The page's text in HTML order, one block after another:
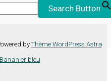
Search Button
by Thème WordPress Astra
Bananier bleu